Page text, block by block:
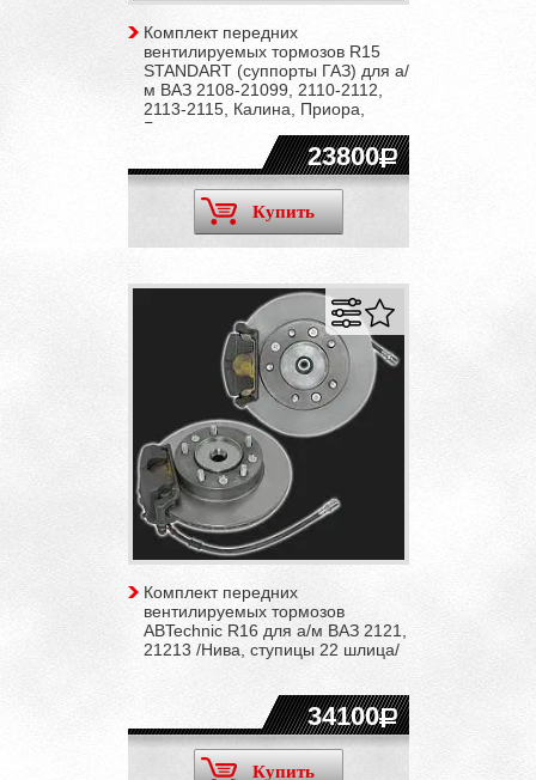
Комплект передних
вентилируемых тормозов R15
STANDART (суппорты ГАЗ) для а/
м ВАЗ 2108-21099, 2110-2112,
2113-2115, Калина, Приора,
Гранта
23800
Купить
Комплект передних
вентилируемых тормозов
ABTechnic R16 для а/м ВАЗ 2121,
21213 /Нива, ступицы 22 шлица/
34100
Купить